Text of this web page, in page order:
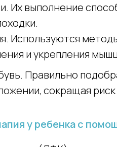
Их выполнение
Используются
и укрепления
Правильно
сокращая риск
у ребенка с